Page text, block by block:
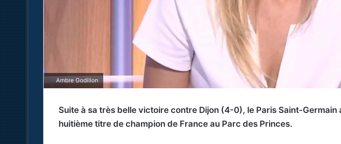
Ambre Godillon
Suite à sa très belle victoire contre Dijon (4-0), le Paris Saint-Germain
huitième titre de champion de France au Parc des Princes.